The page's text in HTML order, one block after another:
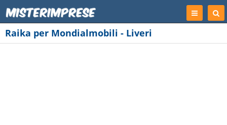
Registrati
Raika per Mondialmobili - Liveri